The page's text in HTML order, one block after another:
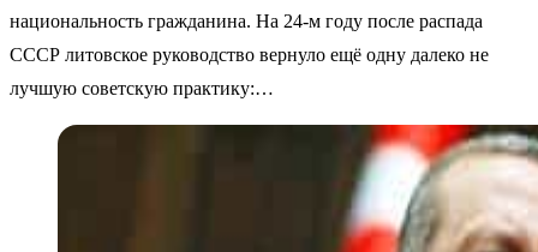
национальность гражданина. На 24-м году после распада
СССР литовское руководство вернуло ещё одну далеко не
лучшую советскую практику:…